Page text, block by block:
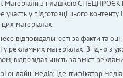
Матеріали з плашкою
участь у підготовці цього контенту
матеріалах.
відповідальності за факти та
рекламних матеріалах. Згідно з
відповідальність за зміст
онлайн-медіа; ідентифікатор